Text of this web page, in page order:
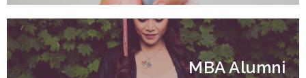
MBA Alumni